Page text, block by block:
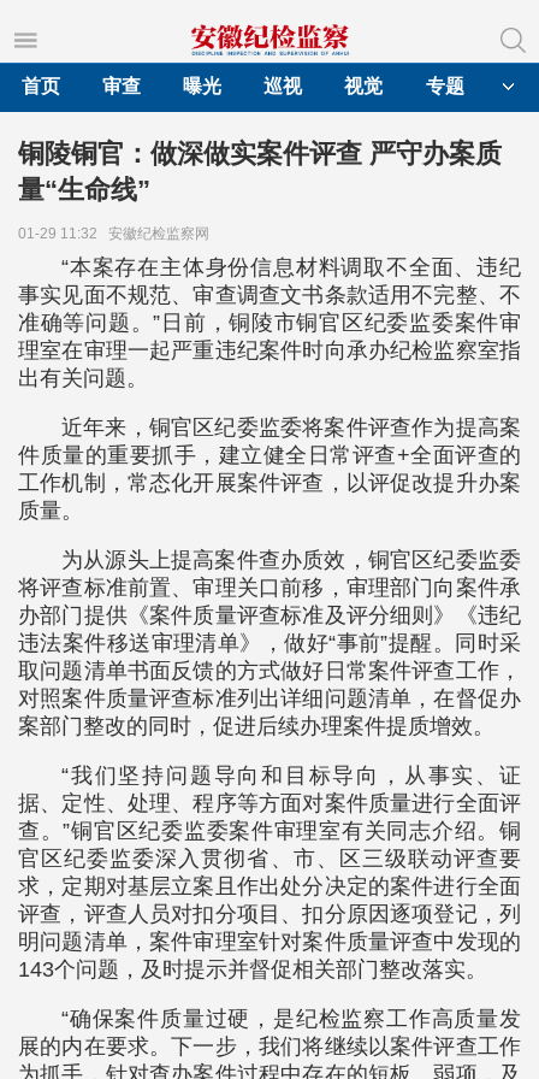
首页
审查 曝光 巡视 视觉 专题
铜陵铜官：做深做实案件评查 严守办案质
量“生命线”
01-29 11:32 安徽纪检监察网
“本案存在主体身份信息材料调取不全面、违纪
事实见面不规范、审查调查文书条款适用不完整、不
准确等问题。”日前，铜陵市铜官区纪委监委案件审
理室在审理一起严重违纪案件时向承办纪检监察室指
出有关问题。
近年来，铜官区纪委监委将案件评查作为提高案
件质量的重要抓手，建立健全日常评查+全面评查的
工作机制，常态化开展案件评查，以评促改提升办案
质量。
为从源头上提高案件查办质效，铜官区纪委监委
将评查标准前置、审理关口前移，审理部门向案件承
办部门提供《案件质量评查标准及评分细则》《违纪
违法案件移送审理清单》，做好“事前”提醒。同时采
取问题清单书面反馈的方式做好日常案件评查工作，
对照案件质量评查标准列出详细问题清单，在督促办
案部门整改的同时，促进后续办理案件提质增效。
“我们坚持问题导向和目标导向，从事实、证
据、定性、处理、程序等方面对案件质量进行全面评
查。”铜官区纪委监委案件审理室有关同志介绍。铜
官区纪委监委深入贯彻省、市、区三级联动评查要
求，定期对基层立案且作出处分决定的案件进行全面
评查，评查人员对扣分项目、扣分原因逐项登记，列
明问题清单，案件审理室针对案件质量评查中发现的
143个问题，及时提示并督促相关部门整改落实。
“确保案件质量过硬，是纪检监察工作高质量发
展的内在要求。下一步，我们将继续以案件评查工作
为抓手，针对查办案件过程中存在的短板、弱项，及